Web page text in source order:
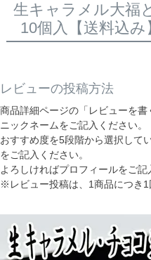
生キャラメル大福
10個入【送料込
レビューの投稿方法
商品詳細ページの「レビューを書
ニックネームをご記入ください。
おすすめ度を5段階から選択して
をご記入ください。
よろしければプロフィールをご記
※レビュー投稿は、1商品につき1